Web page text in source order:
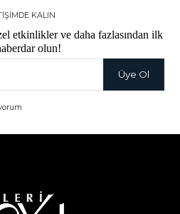
KALIN
etkinlikler ve daha fazlasından ilk
olun!